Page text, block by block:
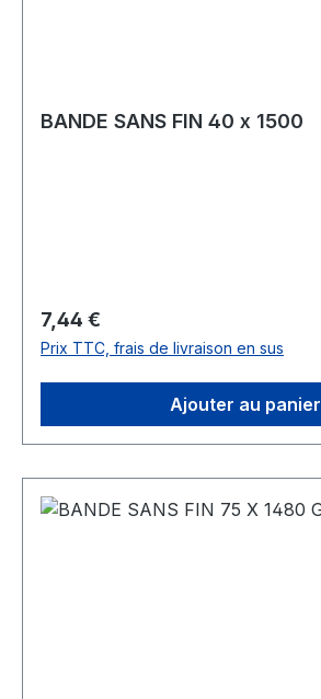
BANDE SANS FIN 40 x 1500
Prix régulier :
7,44 €
Prix TTC, frais de livraison en sus
Ajouter au panier